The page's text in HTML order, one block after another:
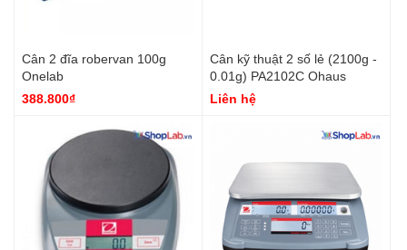
Cân 2 đĩa robervan 100g
Onelab
388.800₫
Cân kỹ thuật 2 số lẻ (2100g -
0.01g) PA2102C Ohaus
Liên hệ